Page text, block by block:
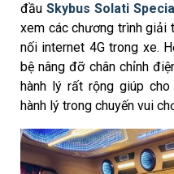
đầu Skybus Solati Special
xem các chương trình giải
nối internet 4G trong xe.
bệ nâng đỡ chân chỉnh
hành lý rất rộng giúp
hành lý trong chuyến vui